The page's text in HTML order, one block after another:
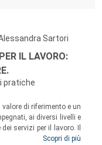
Sartori
IL LAVORO:
pratiche
di riferimento e un
ai diversi livelli e
servizi per il lavoro. Il
ampia e documentata in
Scopri di più